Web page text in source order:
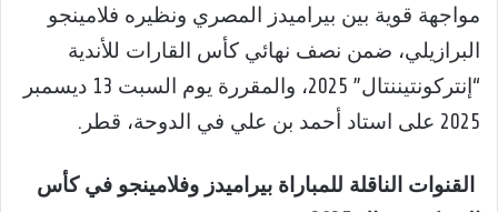
مواجهة قوية بين بيراميدز المصري ونظيره فلامينجو
البرازيلي، ضمن نصف نهائي كأس القارات للأندية
“إنتركونتيننتال” 2025، والمقررة يوم السبت 13 ديسمبر
2025 على استاد أحمد بن علي في الدوحة، قطر.
القنوات الناقلة للمباراة بيراميدز وفلامينجو في كأس